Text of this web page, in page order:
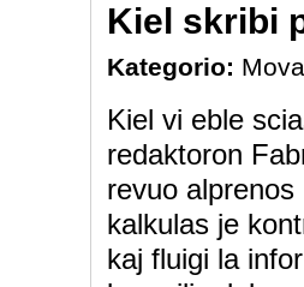
Kiel skribi
Kategorio:
Kiel vi eble
redaktoron
revuo
kalkulas je
kaj fluigi la